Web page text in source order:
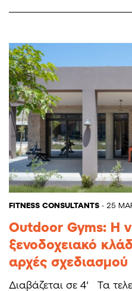
FITNESS CONSULTANTS - 25
Outdoor Gyms: Η
ξενοδοχειακό
αρχές σχεδιασμού
Διαβάζεται σε 4′ Τα